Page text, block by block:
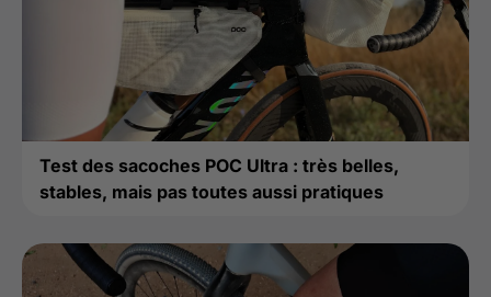
Test des sacoches POC Ultra : très belles,
stables, mais pas toutes aussi pratiques